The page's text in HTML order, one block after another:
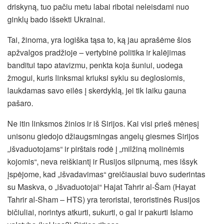
driskyną, tuo pačiu metu labai ribotai neleisdami nuo
ginklų bado išsekti Ukrainai.
Tai, žinoma, yra logiška tąsa to, ką jau aprašėme šios
apžvalgos pradžioje – vertybinė politika ir kalėjimas
banditui tapo atavizmu, penkta koja šuniui, uodega
žmogui, kuris linksmai kriuksi sykiu su deglosiomis,
laukdamas savo eilės į skerdyklą, jei tik laiku gauna
pašaro.
Ne itin linksmos žinios ir iš Sirijos. Kai visi prieš mėnesį
unisonu giedojo džiaugsmingas angelų giesmes Sirijos
„išvaduotojams“ ir pirštais rodė į „milžiną molinėmis
kojomis“, neva reiškiantį ir Rusijos silpnumą, mes išsyk
įspėjome, kad „išvadavimas“ greičiausiai buvo suderintas
su Maskva, o „išvaduotojai“ Hajat Tahrir al-Šam (Hayat
Tahrir al-Sham – HTS) yra teroristai, teroristinės Rusijos
bičiuliai, norintys atkurti, sukurti, o gal ir pakurti Islamo